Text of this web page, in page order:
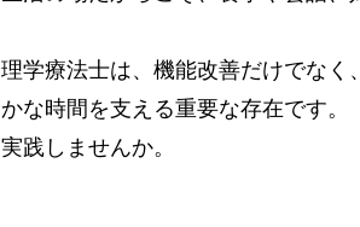
理学療法士は、機能改善だけでな
かな時間を支える重要な存在です
実践しませんか。